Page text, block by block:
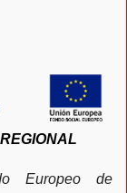
Europeo de